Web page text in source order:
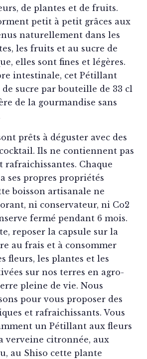
de plantes et de fruits.
petit à petit grâces aux
naturellement dans les
les fruits et au sucre de
elles sont fines et légères.
intestinale, cet Pétillant
sucre par bouteille de 33 cl
de la gourmandise sans
prêts à déguster avec des
Ils ne contiennent pas
rafraichissantes. Chaque
ses propres propriétés
boisson artisanale ne
ni conservateur, ni Co2
fermé pendant 6 mois.
reposer la capsule sur la
au frais et à consommer
fleurs, les plantes et les
sur nos terres en agro-
pleine de vie. Nous
pour vous proposer des
et rafraichissants. Vous
un Pétillant aux fleurs
verveine citronnée, aux
au Shiso cette plante